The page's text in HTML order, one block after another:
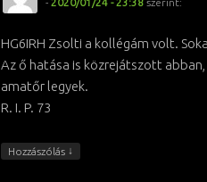
- 2020/01/24 - 23:38 szerint:
HG6IRH Zsolti a kollégám volt.
Az ő hatása is közrejátszott abban,
amatőr legyek.
R. I. P. 73
Hozzászólás ↓